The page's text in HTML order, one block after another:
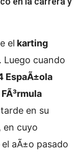
el karting
. Luego cuando
EspaÃ±ola
FÃ³rmula
en su
en cuyo
aÃ±o pasado